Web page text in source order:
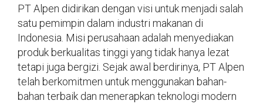
PT Alpen didirikan dengan visi untuk menjadi salah
satu pemimpin dalam industri makanan di
Indonesia. Misi perusahaan adalah menyediakan
produk berkualitas tinggi yang tidak hanya lezat
tetapi juga bergizi. Sejak awal berdirinya, PT Alpen
telah berkomitmen untuk menggunakan bahan-
bahan terbaik dan menerapkan teknologi modern